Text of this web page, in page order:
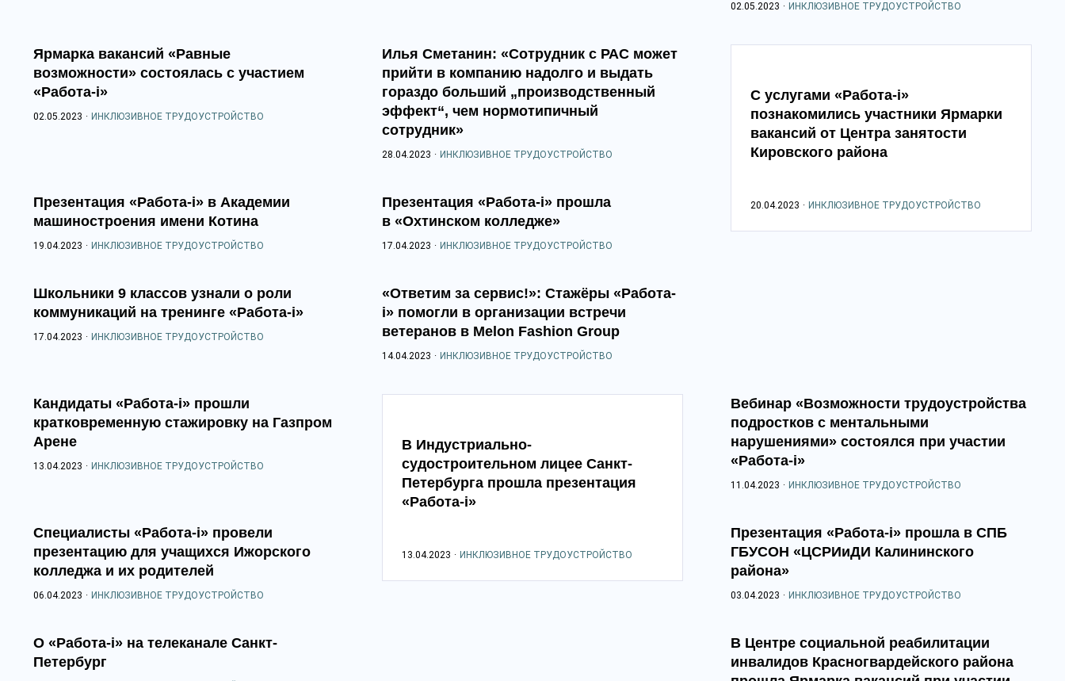
02.05.2023 · ИНКЛЮЗИВНОЕ ТРУДОУСТРОЙСТВО
Ярмарка вакансий «Равные
возможности» состоялась с участием
«Работа-i»
02.05.2023 · ИНКЛЮЗИВНОЕ ТРУДОУСТРОЙСТВО
Илья Сметанин: «Сотрудник с РАС может
прийти в компанию надолго и выдать
гораздо больший „производственный
эффект“, чем нормотипичный
сотрудник»
28.04.2023 · ИНКЛЮЗИВНОЕ ТРУДОУСТРОЙСТВО
С услугами «Работа-i»
познакомились участники Ярмарки
вакансий от Центра занятости
Кировского района
20.04.2023 · ИНКЛЮЗИВНОЕ ТРУДОУСТРОЙСТВО
Презентация «Работа-i» в Академии
машиностроения имени Котина
19.04.2023 · ИНКЛЮЗИВНОЕ ТРУДОУСТРОЙСТВО
Презентация «Работа-i» прошла
в «Охтинском колледже»
17.04.2023 · ИНКЛЮЗИВНОЕ ТРУДОУСТРОЙСТВО
Школьники 9 классов узнали о роли
коммуникаций на тренинге «Работа-i»
17.04.2023 · ИНКЛЮЗИВНОЕ ТРУДОУСТРОЙСТВО
«Ответим за сервис!»: Стажёры «Работа-
i» помогли в организации встречи
ветеранов в Melon Fashion Group
14.04.2023 · ИНКЛЮЗИВНОЕ ТРУДОУСТРОЙСТВО
Кандидаты «Работа-i» прошли
кратковременную стажировку на Газпром
Арене
13.04.2023 · ИНКЛЮЗИВНОЕ ТРУДОУСТРОЙСТВО
В Индустриально-
судостроительном лицее Санкт-
Петербурга прошла презентация
«Работа-i»
13.04.2023 · ИНКЛЮЗИВНОЕ ТРУДОУСТРОЙСТВО
Вебинар «Возможности трудоустройства
подростков с ментальными
нарушениями» состоялся при участии
«Работа-i»
11.04.2023 · ИНКЛЮЗИВНОЕ ТРУДОУСТРОЙСТВО
Специалисты «Работа-i» провели
презентацию для учащихся Ижорского
колледжа и их родителей
06.04.2023 · ИНКЛЮЗИВНОЕ ТРУДОУСТРОЙСТВО
Презентация «Работа-i» прошла в СПБ
ГБУСОН «ЦСРИиДИ Калининского
района»
03.04.2023 · ИНКЛЮЗИВНОЕ ТРУДОУСТРОЙСТВО
О «Работа-i» на телеканале Санкт-
Петербург
В Центре социальной реабилитации
инвалидов Красногвардейского района